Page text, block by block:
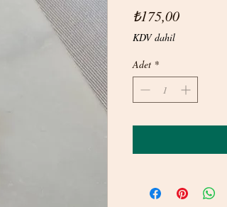
₺175,00Fiyat
KDV dahil
Adet *